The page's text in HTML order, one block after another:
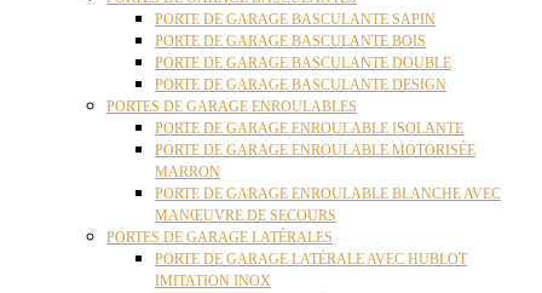
PORTE DE GARAGE BASCULANTE SAPIN
PORTE DE GARAGE BASCULANTE BOIS
PORTE DE GARAGE BASCULANTE DOUBLE
PORTE DE GARAGE BASCULANTE DESIGN
PORTES DE GARAGE ENROULABLES
PORTE DE GARAGE ENROULABLE ISOLANTE
PORTE DE GARAGE ENROULABLE MOTORISÉE
MARRON
PORTE DE GARAGE ENROULABLE BLANCHE AVEC
MANŒUVRE DE SECOURS
PORTES DE GARAGE LATÉRALES
PORTE DE GARAGE LATÉRALE AVEC HUBLOT
IMITATION INOX